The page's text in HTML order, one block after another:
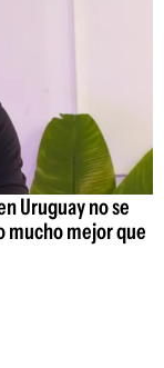
Uruguay no se
mucho mejor que